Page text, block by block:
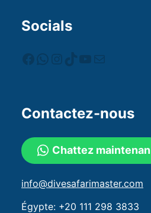
Socials
Contactez-nous
Chattez maintenan
info@divesafarimaster.com
Égypte: +20 111 298 3833